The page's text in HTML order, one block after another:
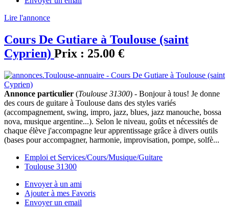
Lire l'annonce
Cours De Gutiare à Toulouse (saint
Cyprien) Prix : 25.00 €
Annonce particulier (Toulouse 31300) - Bonjour à tous! Je donne
des cours de guitare à Toulouse dans des styles variés
(accompagnement, swing, impro, jazz, blues, jazz manouche, bossa
nova, musique argentine...). Selon le niveau, goûts et nécessités de
chaque élève j'accompagne leur apprentissage grâce à divers outils
(bases pour accompagner, harmonie, improvisation, pompe, solfè...
Emploi et Services/Cours/Musique/Guitare
Toulouse 31300
Envoyer à un ami
Ajouter à mes Favoris
Envoyer un email